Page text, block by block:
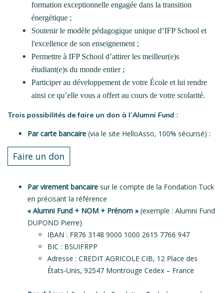
formation exceptionnelle engagée dans la transition
énergétique ;
Soutenir le modèle pédagogique unique d’IFP School et
l'excellence de son enseignement ;
Permettre à IFP School d’attirer les meilleur(e)s
étudiant(e)s du monde entier ;
Participer au développement de votre École et lui rendre
ainsi ce qu’elle vous a offert au cours de votre scolarité.
Trois possibilités de faire un don à l’Alumni Fund :
Par carte bancaire (via le site HelloAsso, 100% sécurisé) :
Faire un don
Par virement bancaire sur le compte de la Fondation Tuck
en précisant la référence
« Alumni Fund + NOM + Prénom » (exemple : Alumni Fund
DUPOND Pierre)
IBAN : FR76 3148 9000 1000 2615 7766 947
BIC : BSUIFRPP
Adresse : CREDIT AGRICOLE CIB, 12 Place des
États-Unis, 92547 Montrouge Cedex – France